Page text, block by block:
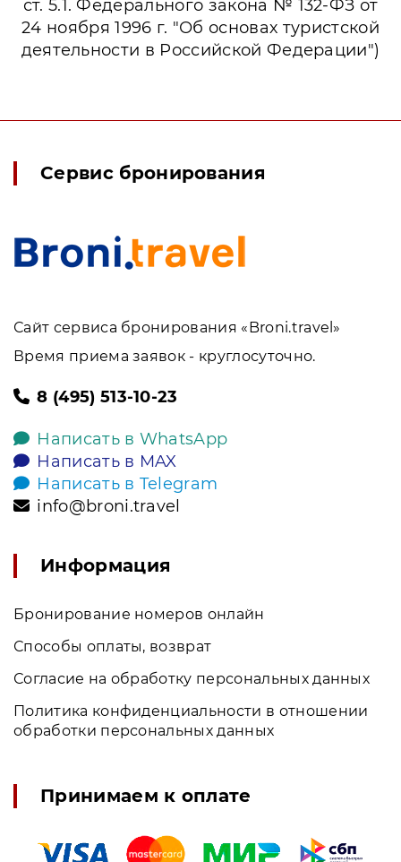
ст. 5.1. Федерального закона № 132-ФЗ от
24 ноября 1996 г. "Об основах туристской
деятельности в Российской Федерации")
Сервис бронирования
Сайт сервиса бронирования «Broni.travel»
Время приема заявок - круглосуточно.
8 (495) 513-10-23
Написать в WhatsApp
Написать в MAX
Написать в Telegram
info@broni.travel
Информация
Бронирование номеров онлайн
Способы оплаты, возврат
Согласие на обработку персональных данных
Политика конфиденциальности в отношении
обработки персональных данных
Принимаем к оплате